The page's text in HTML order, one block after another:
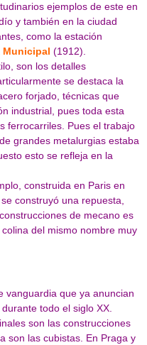
ejemplos de este en
y también en la ciudad
como la estación
Municipal (1912).
son los detalles
se destaca la
forjado, técnicas que
industrial, pues toda esta
ferrocarriles. Pues el trabajo
grandes metalurgias estaba
esto se refleja en la
construida en Paris en
construyó una repuesta,
de mecano es
del mismo nombre muy
vanguardia que ya anuncian
todo el siglo XX.
son las construcciones
son las cubistas. En Praga y